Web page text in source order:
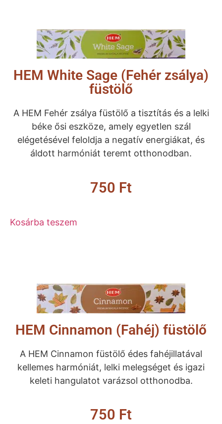
HEM White Sage (Fehér zsálya)
füstölő
A HEM Fehér zsálya füstölő a tisztítás és a lelki
béke ősi eszköze, amely egyetlen szál
elégetésével feloldja a negatív energiákat, és
áldott harmóniát teremt otthonodban.
750 Ft
Kosárba teszem
HEM Cinnamon (Fahéj) füstölő
A HEM Cinnamon füstölő édes fahéjillatával
kellemes harmóniát, lelki melegséget és igazi
keleti hangulatot varázsol otthonodba.
750 Ft